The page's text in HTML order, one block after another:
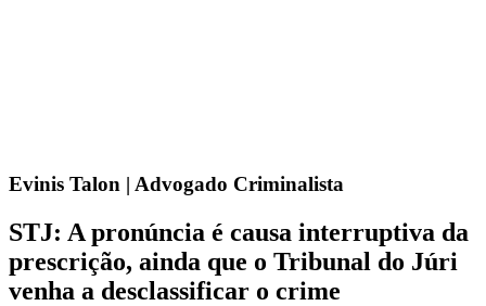
Evinis Talon | Advogado Criminalista
STJ: A pronúncia é causa interruptiva da
prescrição, ainda que o Tribunal do Júri
venha a desclassificar o crime